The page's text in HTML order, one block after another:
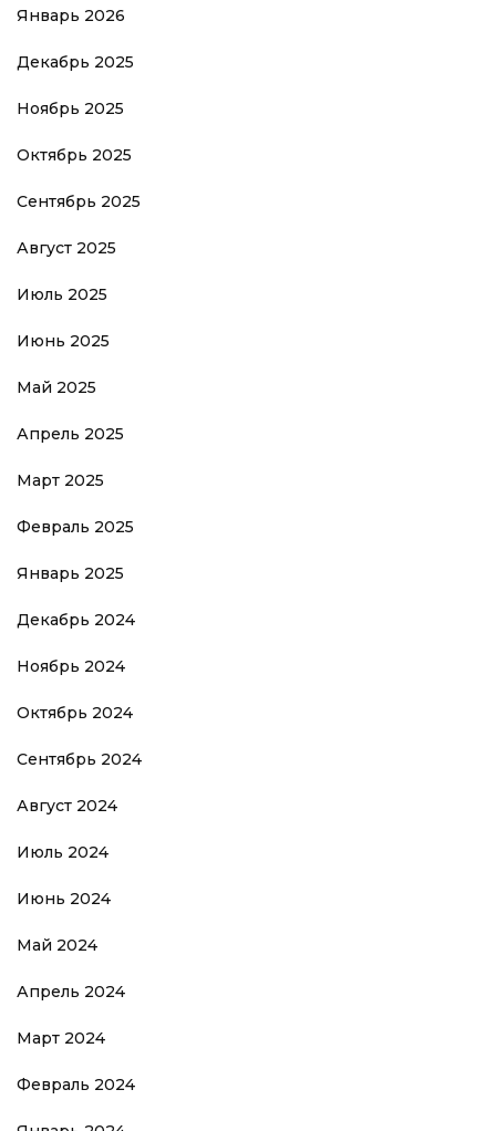
Январь 2026
Декабрь 2025
Ноябрь 2025
Октябрь 2025
Сентябрь 2025
Август 2025
Июль 2025
Июнь 2025
Май 2025
Апрель 2025
Март 2025
Февраль 2025
Январь 2025
Декабрь 2024
Ноябрь 2024
Октябрь 2024
Сентябрь 2024
Август 2024
Июль 2024
Июнь 2024
Май 2024
Апрель 2024
Март 2024
Февраль 2024